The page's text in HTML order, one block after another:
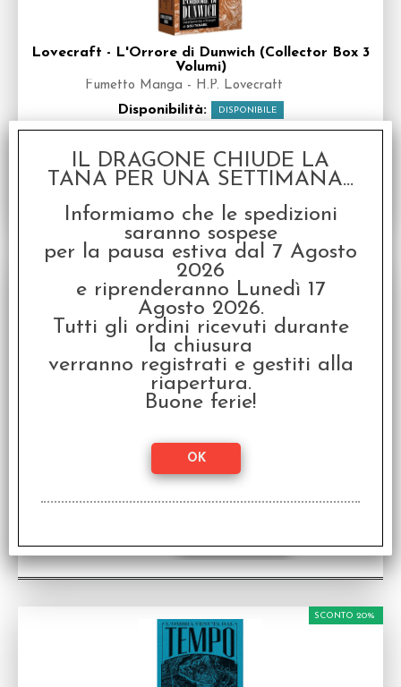
Lovecraft - L'Orrore di Dunwich (Collector Box 3
Volumi)
Fumetto Manga - H.P. Lovecraft
Disponibilità: DISPONIBILE
Lovecraft - La Maschera di Innsmouth
Fumetto Manga - H.P. Lovecraft
Disponibilità:
SCONTO 20%
SCONTO 20%
IL DRAGONE CHIUDE LA
TANA PER UNA SETTIMANA...
Informiamo che le spedizioni
saranno sospese
per la pausa estiva dal 7 Agosto
2026
e riprenderanno Lunedì 17
Agosto 2026.
Tutti gli ordini ricevuti durante
la chiusura
verranno registrati e gestiti alla
riapertura.
Buone ferie!